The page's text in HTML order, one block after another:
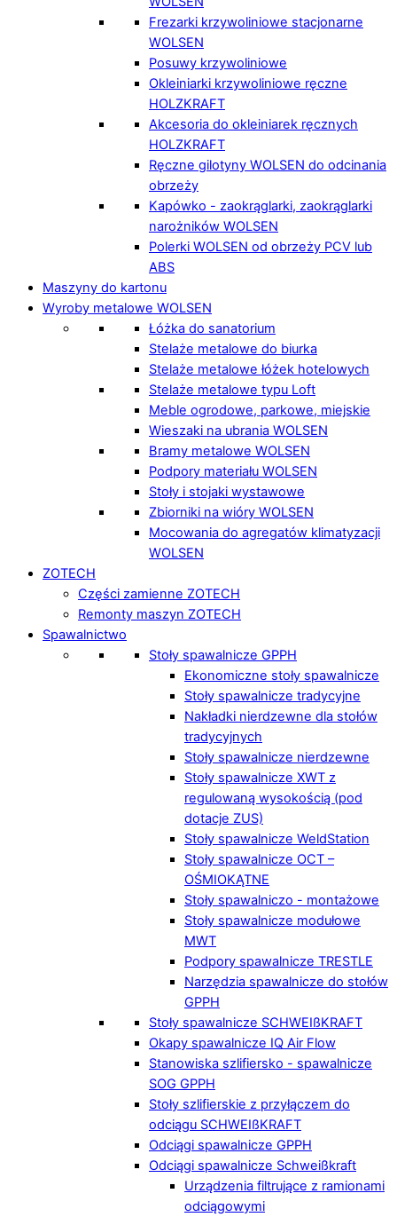
Frezarki krzywoliniowe stacjonarne
WOLSEN
Posuwy krzywoliniowe
Okleiniarki krzywoliniowe ręczne
HOLZKRAFT
Akcesoria do okleiniarek ręcznych
HOLZKRAFT
Ręczne gilotyny WOLSEN do odcinania
obrzeży
Kapówko - zaokrąglarki, zaokrąglarki
narożników WOLSEN
Polerki WOLSEN od obrzeży PCV lub
ABS
Maszyny do kartonu
Wyroby metalowe WOLSEN
Łóżka do sanatorium
Stelaże metalowe do biurka
Stelaże metalowe łóżek hotelowych
Stelaże metalowe typu Loft
Meble ogrodowe, parkowe, miejskie
Wieszaki na ubrania WOLSEN
Bramy metalowe WOLSEN
Podpory materiału WOLSEN
Stoły i stojaki wystawowe
Zbiorniki na wióry WOLSEN
Mocowania do agregatów klimatyzacji
WOLSEN
ZOTECH
Części zamienne ZOTECH
Remonty maszyn ZOTECH
Spawalnictwo
Stoły spawalnicze GPPH
Ekonomiczne stoły spawalnicze
Stoły spawalnicze tradycyjne
Nakładki nierdzewne dla stołów
tradycyjnych
Stoły spawalnicze nierdzewne
Stoły spawalnicze XWT z
regulowaną wysokością (pod
dotacje ZUS)
Stoły spawalnicze WeldStation
Stoły spawalnicze OCT –
OŚMIOKĄTNE
Stoły spawalniczo - montażowe
Stoły spawalnicze modułowe
MWT
Podpory spawalnicze TRESTLE
Narzędzia spawalnicze do stołów
GPPH
Stoły spawalnicze SCHWEIßKRAFT
Okapy spawalnicze IQ Air Flow
Stanowiska szlifiersko - spawalnicze
SOG GPPH
Stoły szlifierskie z przyłączem do
odciągu SCHWEIßKRAFT
Odciągi spawalnicze GPPH
Odciągi spawalnicze Schweißkraft
Urządzenia filtrujące z ramionami
odciągowymi